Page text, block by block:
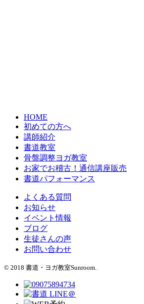
HOME
初めての方へ
講師紹介
書道教室
骨盤調整ヨガ教室
お家でお稽古！通信講座販売
書道パフォーマンス
よくある質問
お知らせ
イベント情報
ブログ
生徒さんの声
お問い合わせ
© 2018 書道・ヨガ教室Sunroom.